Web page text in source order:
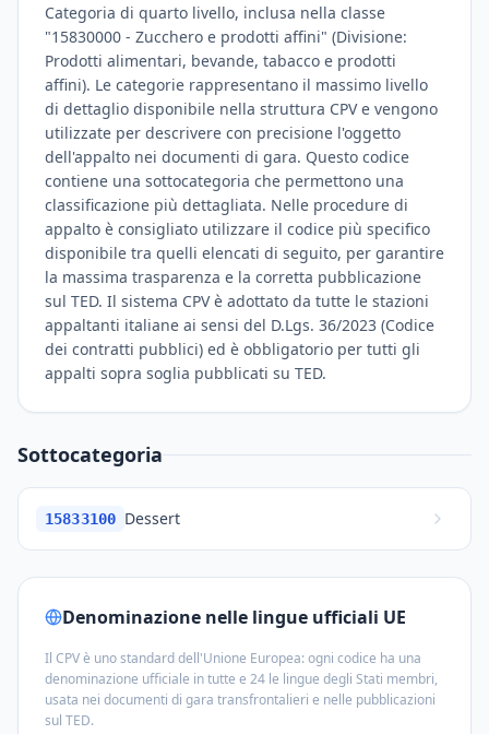
Categoria di quarto livello, inclusa nella classe
"15830000 - Zucchero e prodotti affini" (Divisione:
Prodotti alimentari, bevande, tabacco e prodotti
affini). Le categorie rappresentano il massimo livello
di dettaglio disponibile nella struttura CPV e vengono
utilizzate per descrivere con precisione l'oggetto
dell'appalto nei documenti di gara. Questo codice
contiene una sottocategoria che permettono una
classificazione più dettagliata. Nelle procedure di
appalto è consigliato utilizzare il codice più specifico
disponibile tra quelli elencati di seguito, per garantire
la massima trasparenza e la corretta pubblicazione
sul TED. Il sistema CPV è adottato da tutte le stazioni
appaltanti italiane ai sensi del D.Lgs. 36/2023 (Codice
dei contratti pubblici) ed è obbligatorio per tutti gli
appalti sopra soglia pubblicati su TED.
Sottocategoria
15833100 Dessert
Denominazione nelle lingue ufficiali UE
Il CPV è uno standard dell'Unione Europea: ogni codice ha una
denominazione ufficiale in tutte e 24 le lingue degli Stati membri,
usata nei documenti di gara transfrontalieri e nelle pubblicazioni
sul TED.